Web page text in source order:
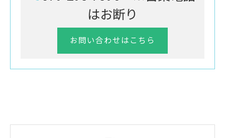
はお断り
お問い合わせはこちら